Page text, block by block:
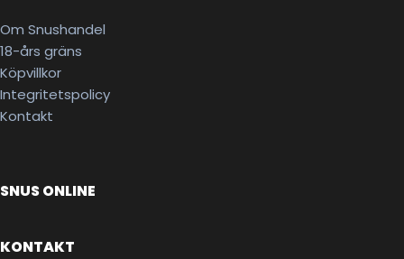
Om Snushandel
18-års gräns
Köpvillkor
Integritetspolicy
Kontakt
SNUS ONLINE
KONTAKT